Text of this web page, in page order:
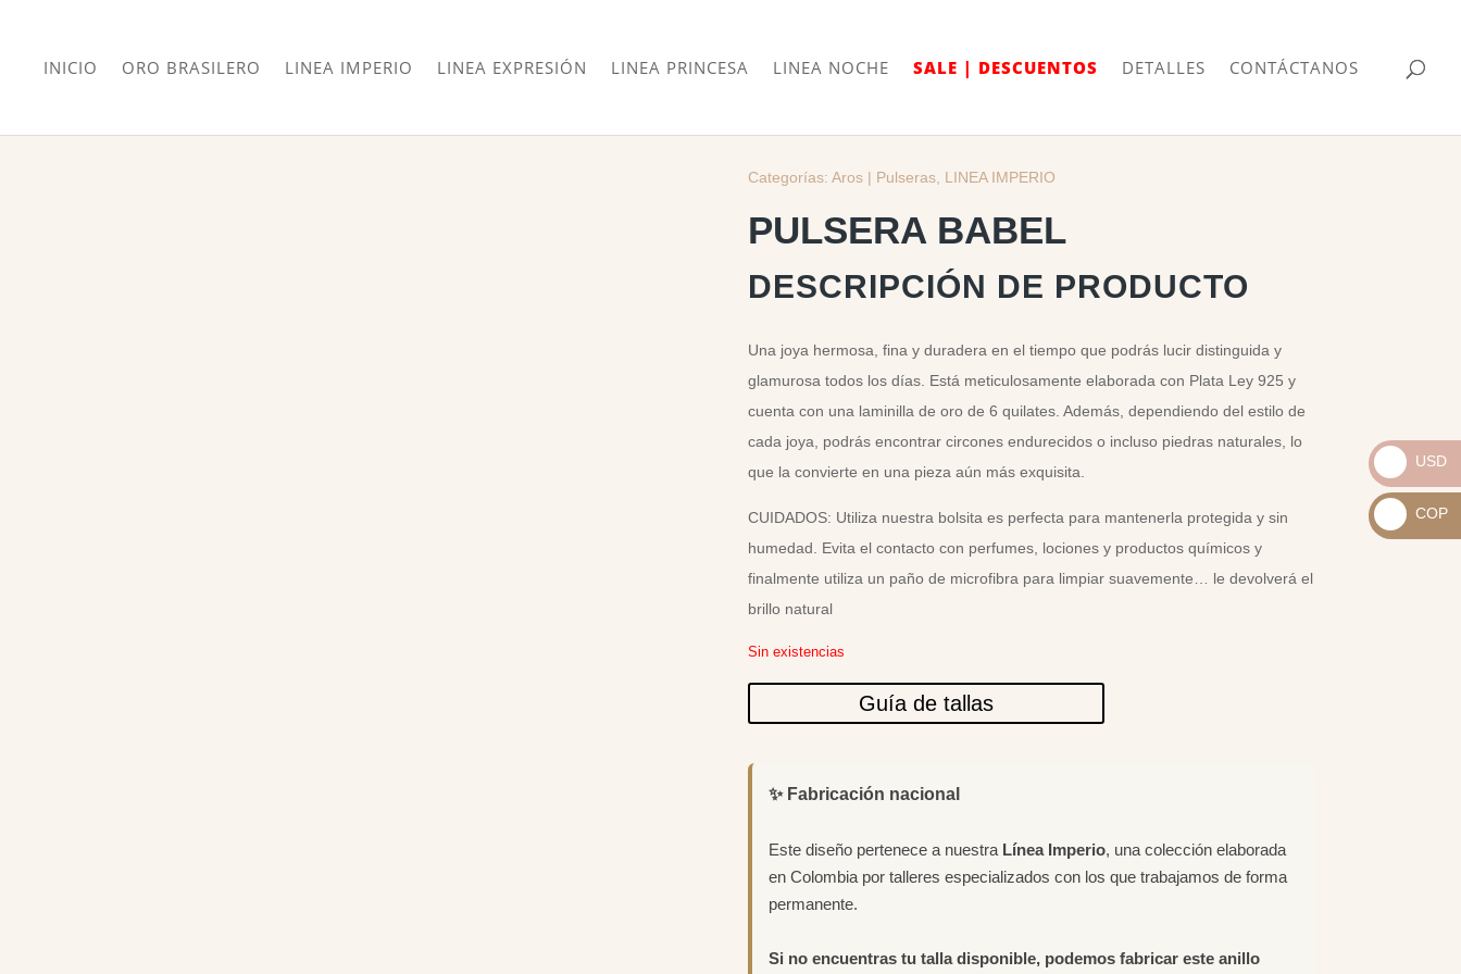
INICIO ORO BRASILERO LINEA IMPERIO LINEA EXPRESIÓN LINEA PRINCESA LINEA NOCHE SALE | DESCUENTOS DETALLES CONTÁCTANOS
Categorías: Aros | Pulseras LINEA IMPERIO
PULSERA BABEL
DESCRIPCIÓN DE PRODUCTO
Una joya hermosa, fina y duradera en el tiempo que podrás lucir distinguida y
glamurosa todos los días. Está meticulosamente elaborada con Plata Ley 925 y
cuenta con una laminilla de oro de 6 quilates. Además, dependiendo del estilo de
cada joya, podrás encontrar circones endurecidos o incluso piedras naturales, lo
que la convierte en una pieza aún más exquisita.
CUIDADOS: Utiliza nuestra bolsita es perfecta para mantenerla protegida y sin
humedad. Evita el contacto con perfumes, lociones y productos químicos y
finalmente utiliza un paño de microfibra para limpiar suavemente… le devolverá el
brillo natural
Sin existencias
Guía de tallas
✨ Fabricación nacional
Este diseño pertenece a nuestra Línea Imperio, una colección elaborada
en Colombia por talleres especializados con los que trabajamos de forma
permanente.
Si no encuentras tu talla disponible, podemos fabricar este anillo
_
USD
USD
_
COP